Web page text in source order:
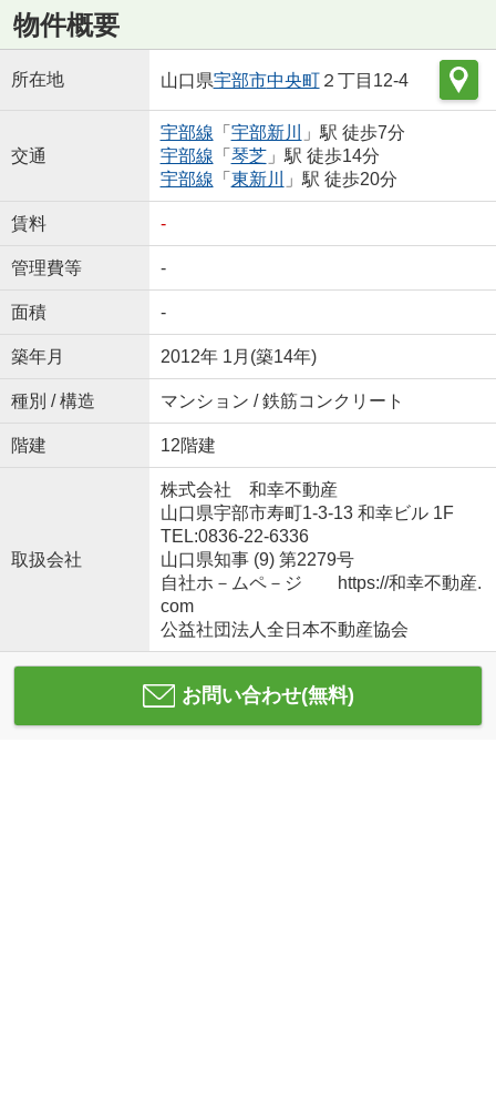
物件概要
所在地 山口県宇部市中央町２丁目12-4
交通
宇部線 「 宇部新川
」駅 徒歩7分
宇部線 「 琴芝」駅 徒歩14分
宇部線 「 東新川 」駅 徒歩20分
賃料 -
管理費等 -
面積 -
築年月 2012年 1月(築14年)
種別 / 構造 マンション / 鉄筋コンクリート
階建 12階建
取扱会社
株式会社 和幸不動産
山口県宇部市寿町1-3-13 和幸ビル 1F
TEL:0836-22-6336
山口県知事 (9) 第2279号
自社ホ－ムペ－ジ https://和幸不動産.
com
公益社団法人全日本不動産協会
お問い合わせ(無料)